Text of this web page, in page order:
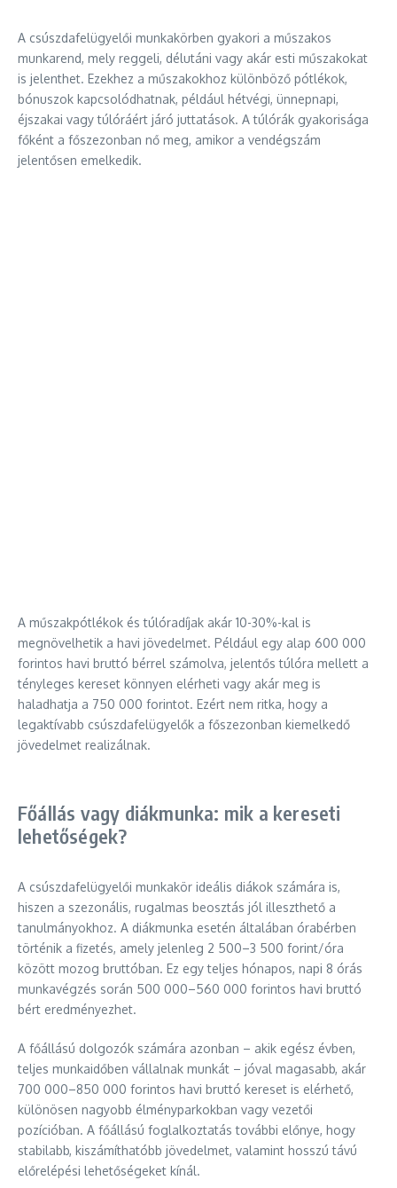
A csúszdafelügyelői munkakörben gyakori a műszakos
munkarend, mely reggeli, délutáni vagy akár esti műszakokat
is jelenthet. Ezekhez a műszakokhoz különböző pótlékok,
bónuszok kapcsolódhatnak, például hétvégi, ünnepnapi,
éjszakai vagy túlóráért járó juttatások. A túlórák gyakorisága
főként a főszezonban nő meg, amikor a vendégszám
jelentősen emelkedik.
A műszakpótlékok és túlóradíjak akár 10-30%-kal is
megnövelhetik a havi jövedelmet. Például egy alap 600 000
forintos havi bruttó bérrel számolva, jelentős túlóra mellett a
tényleges kereset könnyen elérheti vagy akár meg is
haladhatja a 750 000 forintot. Ezért nem ritka, hogy a
legaktívabb csúszdafelügyelők a főszezonban kiemelkedő
jövedelmet realizálnak.
Főállás vagy diákmunka: mik a kereseti
lehetőségek?
A csúszdafelügyelői munkakör ideális diákok számára is,
hiszen a szezonális, rugalmas beosztás jól illeszthető a
tanulmányokhoz. A diákmunka esetén általában órabérben
történik a fizetés, amely jelenleg 2 500–3 500 forint/óra
között mozog bruttóban. Ez egy teljes hónapos, napi 8 órás
munkavégzés során 500 000–560 000 forintos havi bruttó
bért eredményezhet.
A főállású dolgozók számára azonban – akik egész évben,
teljes munkaidőben vállalnak munkát – jóval magasabb, akár
700 000–850 000 forintos havi bruttó kereset is elérhető,
különösen nagyobb élményparkokban vagy vezetői
pozícióban. A főállású foglalkoztatás további előnye, hogy
stabilabb, kiszámíthatóbb jövedelmet, valamint hosszú távú
előrelépési lehetőségeket kínál.